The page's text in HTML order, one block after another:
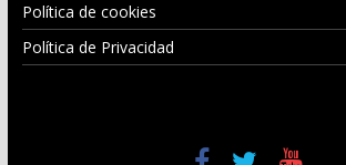
Política de cookies
Política de Privacidad